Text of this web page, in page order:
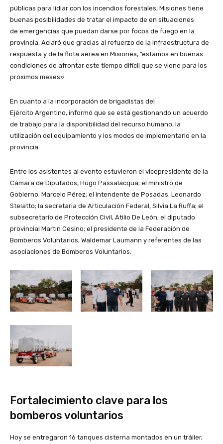
públicas para lidiar con los incendios forestales, Misiones tiene
buenas posibilidades de tratar el impacto de en situaciones
de emergencias que puedan darse por focos de fuego en la
provincia. Aclaró que gracias al refuerzo de la infraestructura de
respuesta y de la flota aérea en Misiones, “estamos en buenas
condiciones de afrontar este tiempo difícil que se viene para los
próximos meses».
En cuanto a la incorporación de brigadistas del
Ejército Argentino, informó que se está gestionando un acuerdo
de trabajo para la disponibilidad del recurso humano, la
utilización del equipamiento y los modos de implementarlo en la
provincia.
Entre los asistentes al evento estuvieron el vicepresidente de la
Cámara de Diputados, Hugo Passalacqua; el ministro de
Gobierno; Marcelo Pérez; el intendente de Posadas. Leonardo
Stelatto; la secretaria de Articulación Federal, Silvia La Ruffa; el
subsecretario de Protección Civil, Atilio De León; el diputado
provincial Martin Cesino; el presidente de la Federación de
Bomberos Voluntarios, Waldemar Laumann y referentes de las
asociaciones de Bomberos Voluntarios.
Fortalecimiento clave para los
bomberos voluntarios
Hoy se entregaron 16 tanques cisterna montados en un tráiler,